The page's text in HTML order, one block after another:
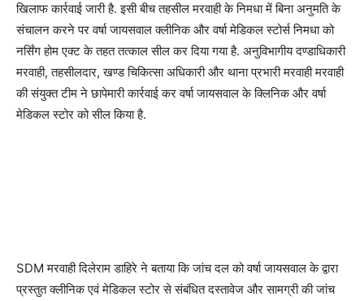
खिलाफ कार्रवाई जारी है. इसी बीच तहसील मरवाही के निमधा में बिना अनुमति के
संचालन करने पर वर्षा जायसवाल क्लीनिक और वर्षा मेडिकल स्टोर्स निमधा को
नर्सिंग होम एक्ट के तहत तत्काल सील कर दिया गया है. अनुविभागीय दण्डाधिकारी
मरवाही, तहसीलदार, खण्ड चिकित्सा अधिकारी और थाना प्रभारी मरवाही मरवाही
की संयुक्त टीम ने छापेमारी कार्रवाई कर वर्षा जायसवाल के क्लिनिक और वर्षा
मेडिकल स्टोर को सील किया है.
SDM मरवाही दिलेराम डाहिरे ने बताया कि जांच दल को वर्षा जायसवाल के द्वारा
प्रस्तुत क्लीनिक एवं मेडिकल स्टोर से संबंधित दस्तावेज और सामग्री की जांच